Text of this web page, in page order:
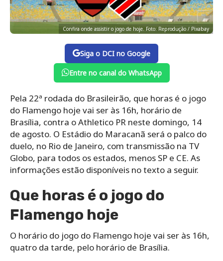
Confira onde assistir o jogo de hoje. Foto: Reprodução / Pixabay
Siga o DCI no Google
Entre no canal do WhatsApp
Pela 22ª rodada do Brasileirão, que horas é o jogo
do Flamengo hoje vai ser às 16h, horário de
Brasília, contra o Athletico PR neste domingo, 14
de agosto. O Estádio do Maracanã será o palco do
duelo, no Rio de Janeiro, com transmissão na TV
Globo, para todos os estados, menos SP e CE. As
informações estão disponíveis no texto a seguir.
Que horas é o jogo do
Flamengo hoje
O horário do jogo do Flamengo hoje vai ser às 16h,
quatro da tarde, pelo horário de Brasília.